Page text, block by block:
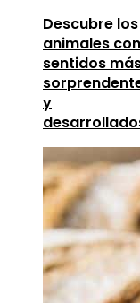
Descubre los
animales con
sentidos
y